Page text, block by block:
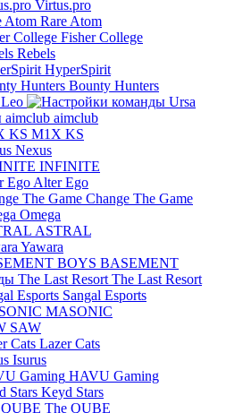
Virtus.pro
Rare Atom
Fisher College
Rebels
HyperSpirit
Bounty Hunters
Leo
aimclub
M1X KS
Nexus
INFINITE
Alter Ego
Change The Game
Omega
ASTRAL
Yawara
BASEMENT
The Last Resort
Sangal Esports
MASONIC
SAW
Lazer Cats
Isurus
HAVU Gaming
Keyd Stars
The QUBE